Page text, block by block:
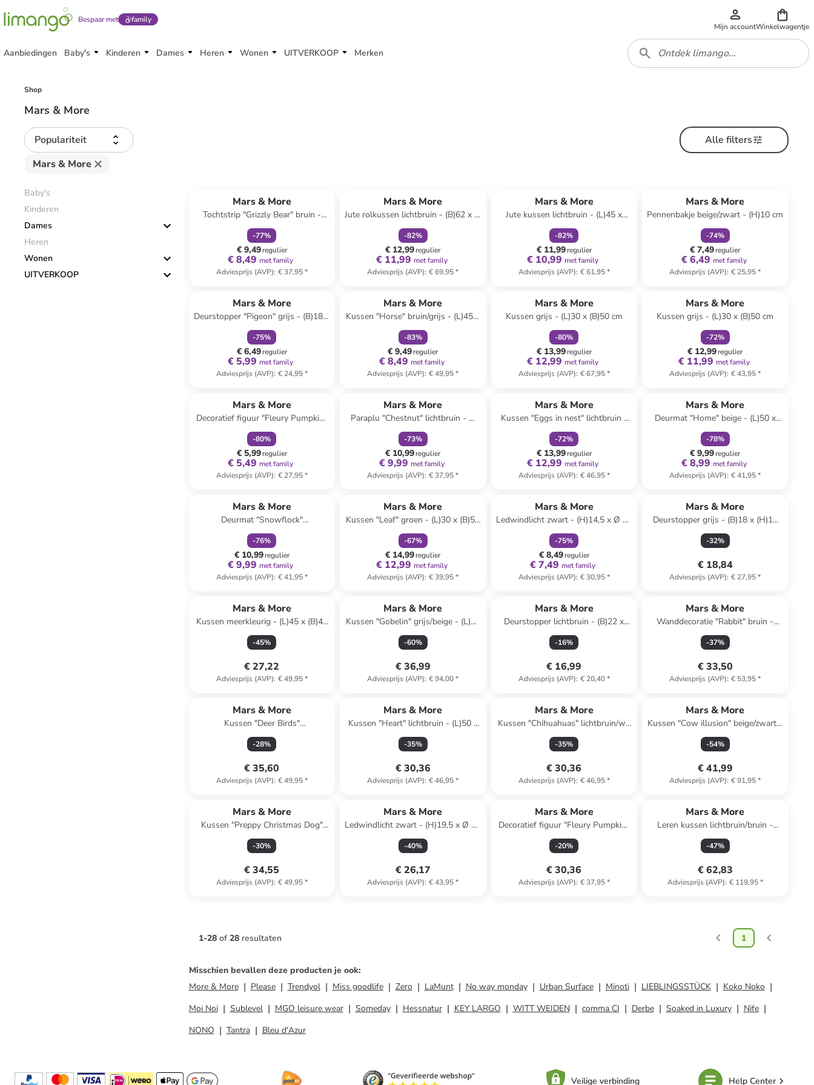
Bespaar met family
Mijn accountWinkelwagentje
Aanbiedingen Baby's Kinderen Dames Heren Wonen UITVERKOOP Merken
Shop
Mars & More
Populariteit
Alle filters
Mars & More
Baby's
Kinderen
Dames
Heren
Wonen
UITVERKOOP
Mars & More
Tochtstrip "Grizzly Bear" bruin -
(L)90 cm
-77%
€ 9,49regulier
€ 8,49 met family
Adviesprijs (AVP): € 37,95*
Mars & More
Jute rolkussen lichtbruin - (B)62 x Ø
16 cm
-82%
€ 12,99regulier
€ 11,99 met family
Adviesprijs (AVP): € 69,95*
Mars & More
Jute kussen lichtbruin - (L)45 x
(B)45 cm
-82%
€ 11,99regulier
€ 10,99 met family
Adviesprijs (AVP): € 61,95*
Mars & More
Pennenbakje beige/zwart - (H)10 cm
-74%
€ 7,49regulier
€ 6,49 met family
Adviesprijs (AVP): € 25,95*
Mars & More
Deurstopper "Pigeon" grijs - (B)18 x
(H)21 x (D)10 cm
-75%
€ 6,49regulier
€ 5,99 met family
Adviesprijs (AVP): € 24,95*
Mars & More
Kussen "Horse" bruin/grijs - (L)45 x
(B)45 cm
-83%
€ 9,49regulier
€ 8,49 met family
Adviesprijs (AVP): € 49,95*
Mars & More
Kussen grijs - (L)30 x (B)50 cm
-80%
€ 13,99regulier
€ 12,99 met family
Adviesprijs (AVP): € 67,95*
Mars & More
Kussen grijs - (L)30 x (B)50 cm
-72%
€ 12,99regulier
€ 11,99 met family
Adviesprijs (AVP): € 43,95*
Mars & More
Decoratief figuur "Fleury Pumpkin"
meerkleurig - (H)13 x Ø 13 cm
-80%
€ 5,99regulier
€ 5,49 met family
Adviesprijs (AVP): € 27,95*
Mars & More
Paraplu "Chestnut" lichtbruin - Ø
105 cm
-73%
€ 10,99regulier
€ 9,99 met family
Adviesprijs (AVP): € 37,95*
Mars & More
Kussen "Eggs in nest" lichtbruin -
(L)50 x (B)50 cm
-72%
€ 13,99regulier
€ 12,99 met family
Adviesprijs (AVP): € 46,95*
Mars & More
Deurmat "Home" beige - (L)50 x
(B)75 cm
-78%
€ 9,99regulier
€ 8,99 met family
Adviesprijs (AVP): € 41,95*
Mars & More
Deurmat "Snowflock"
lichtbruin/donkerblauw - (L)50 x
(B)75 cm
-76%
€ 10,99regulier
€ 9,99 met family
Adviesprijs (AVP): € 41,95*
Mars & More
Kussen "Leaf" groen - (L)30 x (B)50
cm
-67%
€ 14,99regulier
€ 12,99 met family
Adviesprijs (AVP): € 39,95*
Mars & More
Ledwindlicht zwart - (H)14,5 x Ø 10
cm
-75%
€ 8,49regulier
€ 7,49 met family
Adviesprijs (AVP): € 30,95*
Mars & More
Deurstopper grijs - (B)18 x (H)18
cm
-32%
€ 18,84
Adviesprijs (AVP): € 27,95*
Mars & More
Kussen meerkleurig - (L)45 x (B)45
cm
-45%
€ 27,22
Adviesprijs (AVP): € 49,95*
Mars & More
Kussen "Gobelin" grijs/beige - (L)45
x (B)45 cm
-60%
€ 36,99
Adviesprijs (AVP): € 94,00*
Mars & More
Deurstopper lichtbruin - (B)22 x
(H)25 x (D)21 cm
-16%
€ 16,99
Adviesprijs (AVP): € 20,40*
Mars & More
Wanddecoratie "Rabbit" bruin -
(H)30 cm
-37%
€ 33,50
Adviesprijs (AVP): € 53,95*
Mars & More
Kussen "Deer Birds"
bruin/groen/lichtroze - (L)45 x (B)45
cm
-28%
€ 35,60
Adviesprijs (AVP): € 49,95*
Mars & More
Kussen "Heart" lichtbruin - (L)50 x
(B)50 cm
-35%
€ 30,36
Adviesprijs (AVP): € 46,95*
Mars & More
Kussen "Chihuahuas" lichtbruin/wit
- (L)50 x (B)50 cm
-35%
€ 30,36
Adviesprijs (AVP): € 46,95*
Mars & More
Kussen "Cow illusion" beige/zwart -
(L)45 x (B)45 cm
-54%
€ 41,99
Adviesprijs (AVP): € 91,95*
Mars & More
Kussen "Preppy Christmas Dog"
meerkleurig - (L)45 x (B)45 cm
-30%
€ 34,55
Adviesprijs (AVP): € 49,95*
Mars & More
Ledwindlicht zwart - (H)19,5 x Ø 12
cm
-40%
€ 26,17
Adviesprijs (AVP): € 43,95*
Mars & More
Decoratief figuur "Fleury Pumpkin"
meerkleurig - (H)23 x Ø 23 cm
-20%
€ 30,36
Adviesprijs (AVP): € 37,95*
Mars & More
Leren kussen lichtbruin/bruin -
(L)45 x (B)45 cm
-47%
€ 62,83
Adviesprijs (AVP): € 119,95*
1-28 of 28 resultaten 1
Misschien bevallen deze producten je ook:
More & More
Please Trendyol Miss goodlife Zero LaMunt No way monday Urban Surface Minoti LIEBLINGSSTÜCK
Koko Noko
Moi Noi
Sublevel MGO leisure wear Someday Hessnatur KEY LARGO WITT WEIDEN comma CI Derbe Soaked in Luxury
Nife
NONO
Tantra Bleu d'Azur
Veilige verbinding Help Center